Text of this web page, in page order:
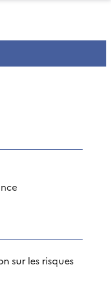
sur les risques